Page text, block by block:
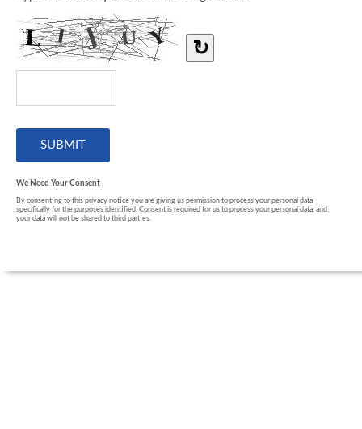
↻
We Need Your Consent
By consenting to this privacy notice you are giving us permission to process your personal data
specifically for the purposes identified. Consent is required for us to process your personal data, and
your data will not be shared to third parties.